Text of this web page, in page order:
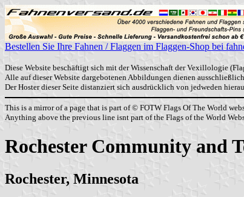
Bestellen Sie Ihre Fahnen / Flaggen im Flaggen-Shop bei
Diese Website beschäftigt sich mit der Wissenschaft der Vexillologie
Alle auf dieser Website dargebotenen Abbildungen dienen
Der Hoster dieser Seite distanziert sich ausdrücklich von jedweden
This is a mirror of a page that is part of © FOTW Flags Of The World
Anything above the previous line isnt part of the Flags of the World
Rochester Community and
Rochester, Minnesota